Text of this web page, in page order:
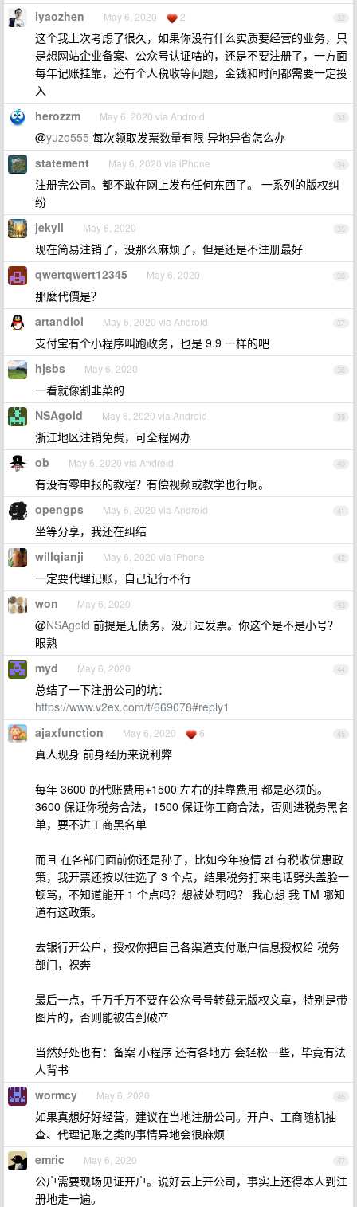
32
iyaozhen May 6, 2020 2
这个我上次考虑了很久，如果你没有什么实质要经营的业务，只
是想网站企业备案、公众号认证啥的，还是不要注册了，一方面
每年记账挂靠，还有个人税收等问题，金钱和时间都需要一定投
入
33
herozzm May 6, 2020 via Android
@yuzo555 每次领取发票数量有限 异地异省怎么办
34
statement May 6, 2020 via iPhone
注册完公司。都不敢在网上发布任何东西了。 一系列的版权纠
纷
35
jekyll May 6, 2020
现在简易注销了，没那么麻烦了，但是还是不注册最好
36
qwertqwert12345 May 6, 2020
那麼代價是？
37
artandlol May 6, 2020 via Android
支付宝有个小程序叫跑政务，也是 9.9 一样的吧
38
hjsbs May 6, 2020
一看就像割韭菜的
39
NSAgold May 6, 2020 via Android
浙江地区注销免费，可全程网办
40
ob May 6, 2020 via Android
有没有零申报的教程？有偿视频或教学也行啊。
41
opengps May 6, 2020 via Android
坐等分享，我还在纠结
42
willqianji May 6, 2020 via iPhone
一定要代理记账，自己记行不行
43
won May 6, 2020
@NSAgold 前提是无债务，没开过发票。你这个是不是小号？
眼熟
44
myd May 6, 2020
总结了一下注册公司的坑：
https://www.v2ex.com/t/669078#reply1
45
ajaxfunction May 6, 2020 6
真人现身 前身经历来说利弊
每年 3600 的代账费用+1500 左右的挂靠费用 都是必须的。
3600 保证你税务合法，1500 保证你工商合法，否则进税务黑名
单，要不进工商黑名单
而且 在各部门面前你还是孙子，比如今年疫情 zf 有税收优惠政
策，我开票还按以往选了 3 个点，结果税务打来电话劈头盖脸一
顿骂，不知道能开 1 个点吗？想被处罚吗？ 我心想 我 TM 哪知
道有这政策。
去银行开公户，授权你把自己各渠道支付账户信息授权给 税务
部门，裸奔
最后一点，千万千万不要在公众号号转载无版权文章，特别是带
图片的，否则能被告到破产
当然好处也有：备案 小程序 还有各地方 会轻松一些，毕竟有法
人背书
46
wormcy May 6, 2020
如果真想好好经营，建议在当地注册公司。开户、工商随机抽
查、代理记账之类的事情异地会很麻烦
47
emric May 6, 2020
公户需要现场见证开户。说好云上开公司，事实上还得本人到注
册地走一遍。